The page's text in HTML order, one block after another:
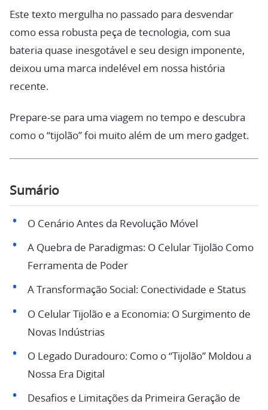
Este texto mergulha no passado para desvendar
como essa robusta peça de tecnologia, com sua
bateria quase inesgotável e seu design imponente,
deixou uma marca indelével em nossa história
recente.
Prepare-se para uma viagem no tempo e descubra
como o “tijolão” foi muito além de um mero gadget.
Sumário
O Cenário Antes da Revolução Móvel
A Quebra de Paradigmas: O Celular Tijolão Como
Ferramenta de Poder
A Transformação Social: Conectividade e Status
O Celular Tijolão e a Economia: O Surgimento de
Novas Indústrias
O Legado Duradouro: Como o “Tijolão” Moldou a
Nossa Era Digital
Desafios e Limitações da Primeira Geração de